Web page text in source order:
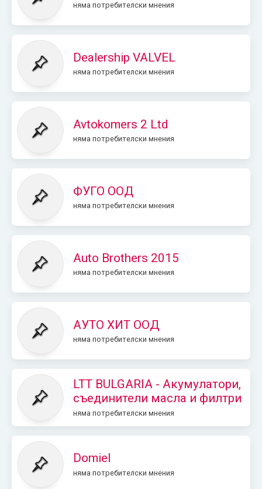
няма потребителски мнения
Dealership VALVEL
няма потребителски мнения
Avtokomers 2 Ltd
няма потребителски мнения
ФУГО ООД
няма потребителски мнения
Auto Brothers 2015
няма потребителски мнения
АУТО ХИТ ООД
няма потребителски мнения
LTT BULGARIA - Акумулатори,
съединители масла и филтри
няма потребителски мнения
Domiel
няма потребителски мнения